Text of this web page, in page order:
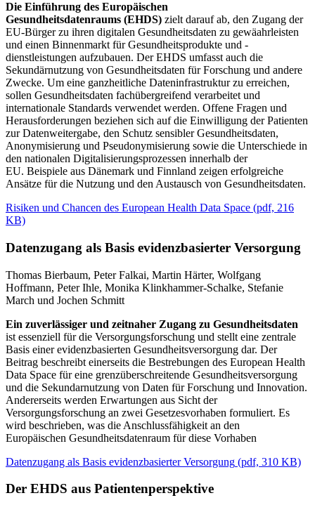
Die Einführung des Europäischen
Gesundheitsdatenraums (EHDS) zielt darauf ab, den Zugang der
EU-Bürger zu ihren digitalen Gesundheitsdaten zu gewäahrleisten
und einen Binnenmarkt für Gesundheitsprodukte und -
dienstleistungen aufzubauen. Der EHDS umfasst auch die
Sekundärnutzung von Gesundheitsdaten für Forschung und andere
Zwecke. Um eine ganzheitliche Dateninfrastruktur zu erreichen,
sollen Gesundheitsdaten fachübergreifend verarbeitet und
internationale Standards verwendet werden. Offene Fragen und
Herausforderungen beziehen sich auf die Einwilligung der Patienten
zur Datenweitergabe, den Schutz sensibler Gesundheitsdaten,
Anonymisierung und Pseudonymisierung sowie die Unterschiede in
den nationalen Digitalisierungsprozessen innerhalb der
EU. Beispiele aus Dänemark und Finnland zeigen erfolgreiche
Ansätze für die Nutzung und den Austausch von Gesundheitsdaten.
Risiken und Chancen des European Health Data Space (pdf, 216
KB)
Datenzugang als Basis evidenzbasierter Versorgung
Thomas Bierbaum, Peter Falkai, Martin Härter, Wolfgang
Hoffmann, Peter Ihle, Monika Klinkhammer-Schalke, Stefanie
March und Jochen Schmitt
Ein zuverlässiger und zeitnaher Zugang zu Gesundheitsdaten
ist essenziell für die Versorgungsforschung und stellt eine zentrale
Basis einer evidenzbasierten Gesundheitsversorgung dar. Der
Beitrag beschreibt einerseits die Bestrebungen des European Health
Data Space für eine grenzüberschreitende Gesundheitsversorgung
und die Sekundarnutzung von Daten für Forschung und Innovation.
Andererseits werden Erwartungen aus Sicht der
Versorgungsforschung an zwei Gesetzesvorhaben formuliert. Es
wird beschrieben, was die Anschlussfähigkeit an den
Europäischen Gesundheitsdatenraum für diese Vorhaben
Datenzugang als Basis evidenzbasierter Versorgung (pdf, 310 KB)
Der EHDS aus Patientenperspektive